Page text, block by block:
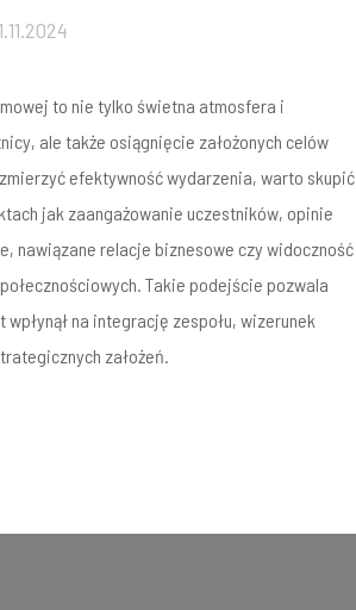
to nie tylko świetna atmosfera i
ale także osiągnięcie założonych celów
efektywność wydarzenia, warto skupić
jak zaangażowanie uczestników, opinie
nawiązane relacje biznesowe czy widoczność
Takie podejście pozwala
wpłynął na integrację zespołu, wizerunek
założeń.